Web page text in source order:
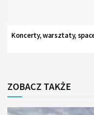
Koncerty, warsztaty,
ZOBACZ TAKŻE